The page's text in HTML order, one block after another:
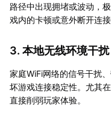
路径中出现拥堵或波动，
戏内的卡顿或意外断开连接
3. 本地无线环境干扰
家庭WiFi网络的信号干扰
坏游戏连接稳定性。尤其
直接削弱玩家体验。